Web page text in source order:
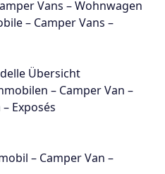
Vans – Wohnwagen
– Camper Vans –
Übersicht
– Camper Van –
Exposés
– Camper Van –